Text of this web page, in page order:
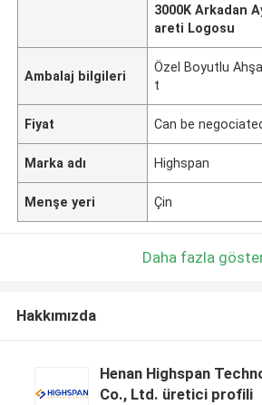
3000K Arkadan
areti Logosu
Ambalaj bilgileri
Özel Boyutlu
t
Fiyat Can be
Marka adı Highspan
Menşe yeri Çin
Daha fazla
Hakkımızda
Henan Highspan
Co., Ltd. üretici profili